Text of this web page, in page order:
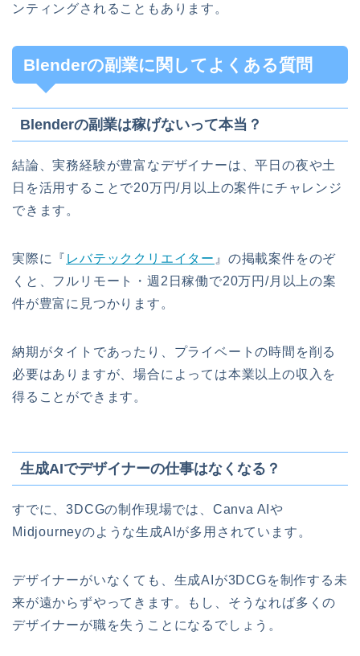
ンティングされることもあります。
Blenderの副業に関してよくある質問
Blenderの副業は稼げないって本当？
結論、実務経験が豊富なデザイナーは、平日の夜や土
日を活用することで20万円/月以上の案件にチャレンジ
できます。
実際に『 レバテッククリエイター 』の掲載案件をのぞ
くと、フルリモート・週2日稼働で20万円/月以上の案
件が豊富に見つかります。
納期がタイトであったり、プライベートの時間を削る
必要はありますが、場合によっては本業以上の収入を
得ることができます。
生成AIでデザイナーの仕事はなくなる？
すでに、3DCGの制作現場では、Canva AIや
Midjourneyのような生成AIが多用されています。
デザイナーがいなくても、生成AIが3DCGを制作する未
来が遠からずやってきます。もし、そうなれば多くの
デザイナーが職を失うことになるでしょう。